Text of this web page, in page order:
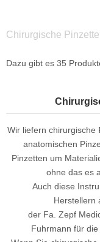
Chirurgische
Dazu gibt es 35
Wir liefern chirurgische
anatomischen
Pinzetten um
ohne das es
Auch diese
Herstellern
der Fa. Zepf
Fuhrmann für